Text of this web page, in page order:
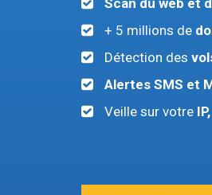
Scan du web et
+ 5 millions de
Détection des
Alertes SMS et
Veille sur votre